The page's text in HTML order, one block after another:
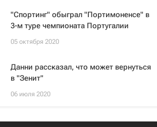
"Спортинг" обыграл "Портимоненсе" в
3-м туре чемпионата Португалии
05 октября 2020
Данни рассказал, что может вернуться
в "Зенит"
06 июля 2020